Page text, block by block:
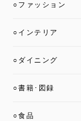
○ファッション
○インテリア
○ダイニング
○書籍･図録
○食品